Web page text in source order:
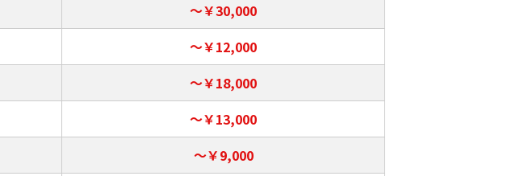
～￥30,000
～￥12,000
～￥18,000
～￥13,000
～￥9,000